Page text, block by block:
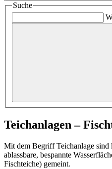
Suche
Teichanlagen –
Mit dem Begriff Teichanlage sind
ablassbare, bespannte
Fischteiche) gemeint.